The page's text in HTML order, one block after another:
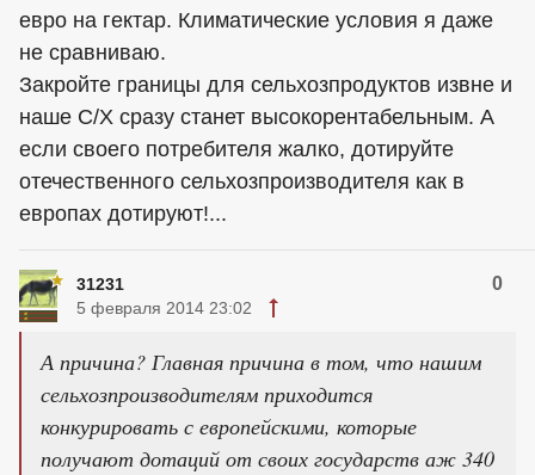
евро на гектар. Климатические условия я даже
не сравниваю.
Закройте границы для сельхозпродуктов извне и
наше С/Х сразу станет высокорентабельным. А
если своего потребителя жалко, дотируйте
отечественного сельхозпроизводителя как в
европах дотируют!...
31231 0
5 февраля 2014 23:02
А причина? Главная причина в том, что нашим
сельхозпроизводителям приходится
конкурировать с европейскими, которые
получают дотаций от своих государств аж 340